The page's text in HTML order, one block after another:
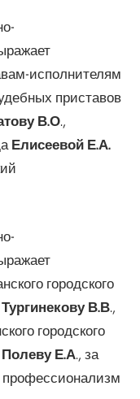
исполнителям
приставов
В.О.,
Елисеевой Е.А.
городского
Тургинекову В.В.,
городского
Полеву Е.А., за
профессионализм